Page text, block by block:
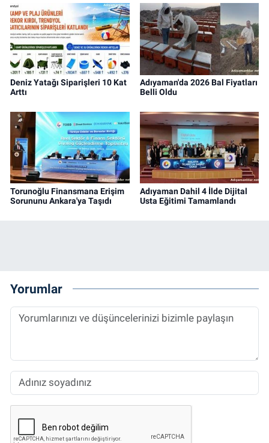
Deniz Yatağı Siparişleri 10 Kat
Arttı
Adıyaman'da 2026 Bal Fiyatları
Belli Oldu
Torunoğlu Finansmana Erişim
Sorununu Ankara'ya Taşıdı
Adıyaman Dahil 4 İlde Dijital
Usta Eğitimi Tamamlandı
Yorumlar